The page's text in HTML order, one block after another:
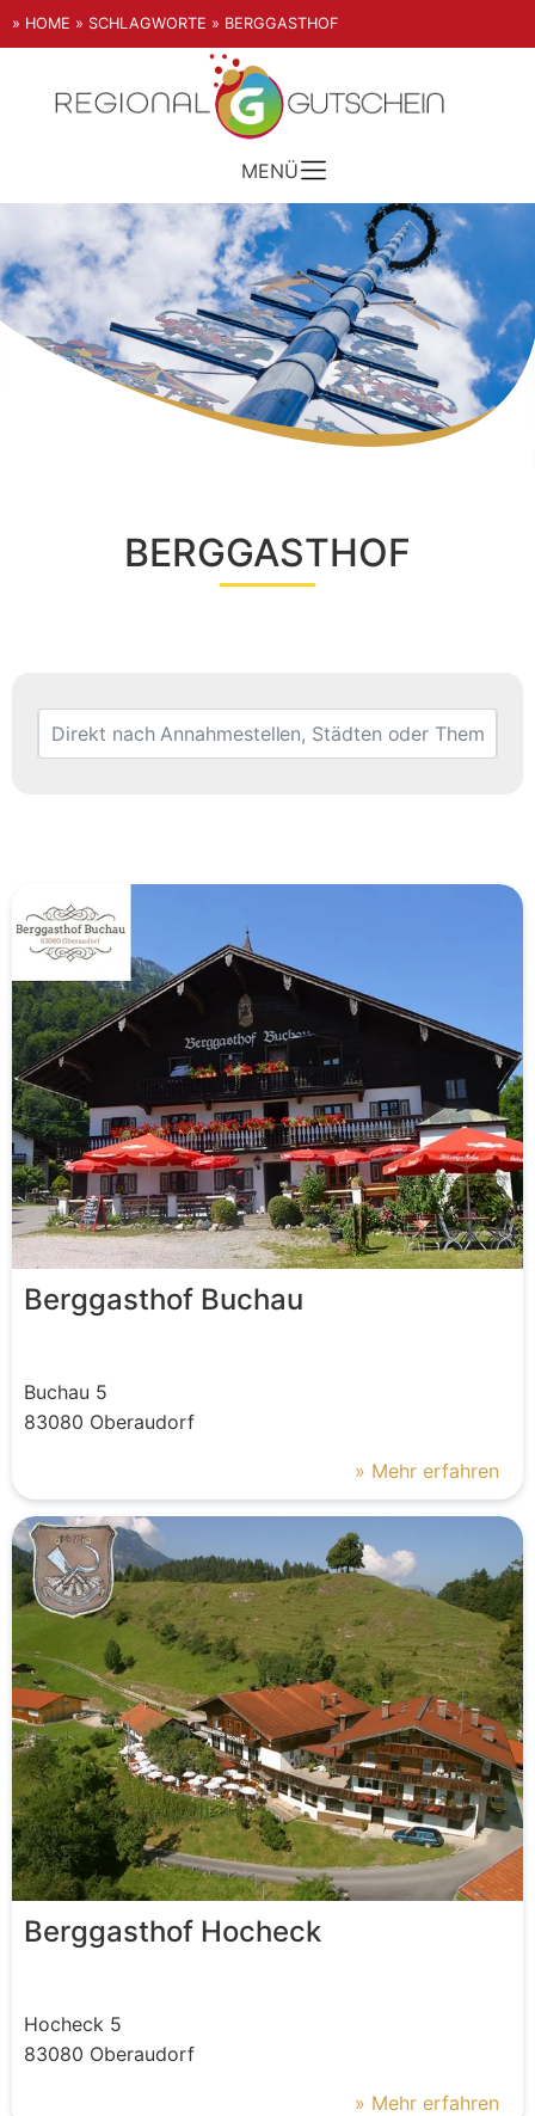
» HOME » SCHLAGWORTE » BERGGASTHOF
MENÜ
BERGGASTHOF
Berggasthof Buchau
Buchau 5
83080 Oberaudorf
» Mehr erfahren
Berggasthof Hocheck
Hocheck 5
83080 Oberaudorf
» Mehr erfahren